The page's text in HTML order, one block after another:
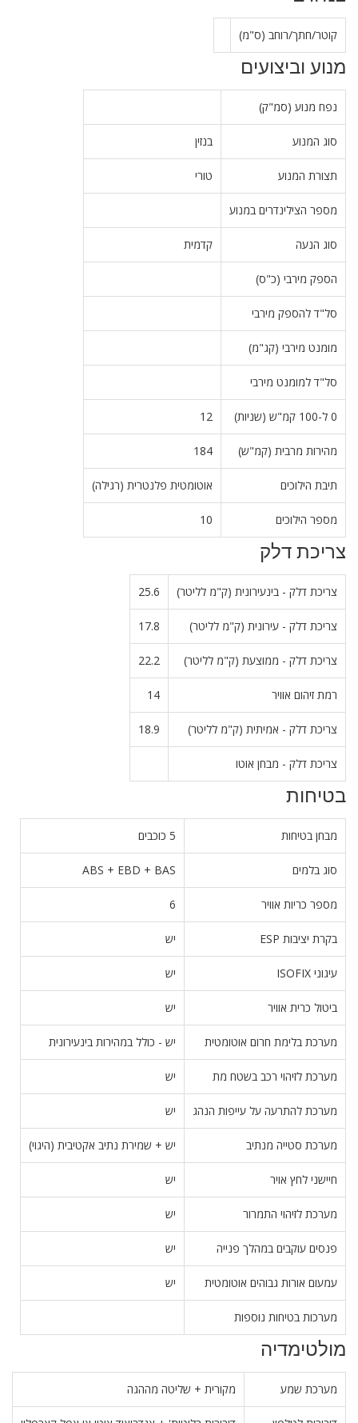
קוטר/חתך/רוחב (ס"מ)
מנוע וביצועים
נפח מנוע (סמ"ק)
סוג המנוע בנזין
תצורת המנוע טורי
מספר הצילינדרים במנוע
סוג הנעה קדמית
הספק מירבי (כ"ס)
סל"ד להספק מירבי
מומנט מירבי (קג"מ)
סל"ד למומנט מירבי
0 ל-100 קמ"ש (שניות) 12
מהירות מרבית (קמ"ש) 184
תיבת הילוכים אוטומטית פלנטרית (רגילה)
מספר הילוכים 10
צריכת דלק
צריכת דלק - בינעירונית (ק"מ לליטר) 25.6
צריכת דלק - עירונית (ק"מ לליטר) 17.8
צריכת דלק - ממוצעת (ק"מ לליטר) 22.2
רמת זיהום אוויר 14
צריכת דלק - אמיתית (ק"מ לליטר) 18.9
צריכת דלק - מבחן אוטו
בטיחות
מבחן בטיחות 5 כוכבים
סוג בלמים ABS + EBD + BAS
מספר כריות אוויר 6
בקרת יציבות ESP יש
עיגוני ISOFIX יש
ביטול כרית אוויר יש
מערכת בלימת חרום אוטומטית יש - כולל במהירות בינעירונית
מערכת לזיהוי רכב בשטח מת יש
מערכת להתרעה על עייפות הנהג יש
מערכת סטייה מנתיב יש + שמירת נתיב אקטיבית (היגוי)
חיישני לחץ אויר יש
מערכת לזיהוי התמרור יש
פנסים עוקבים במהלך פנייה יש
עמעום אורות גבוהים אוטומטית יש
מערכות בטיחות נוספות
מולטימדיה
מערכת שמע מקורית + שליטה מההגה